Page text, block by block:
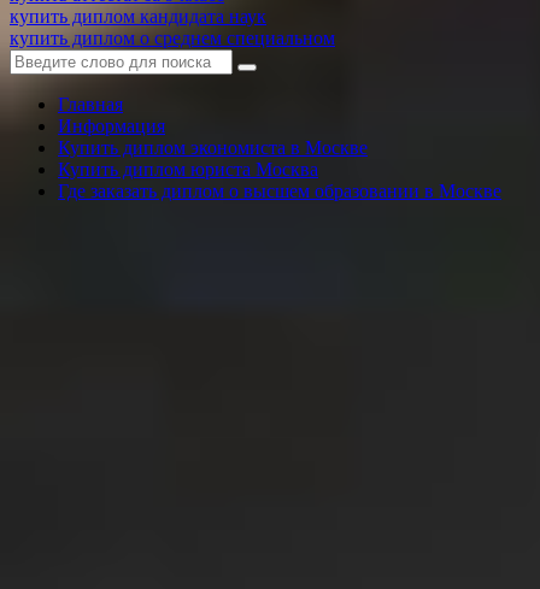
купить диплом кандидата наук
купить диплом о среднем специальном
Главная
Информация
Купить диплом экономиста в Москве
Купить диплом юриста Москва
Где заказать диплом о высшем образовании в Москве